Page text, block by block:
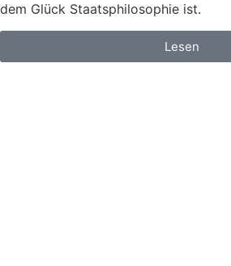
dem Glück Staatsphilosophie ist.
Lesen